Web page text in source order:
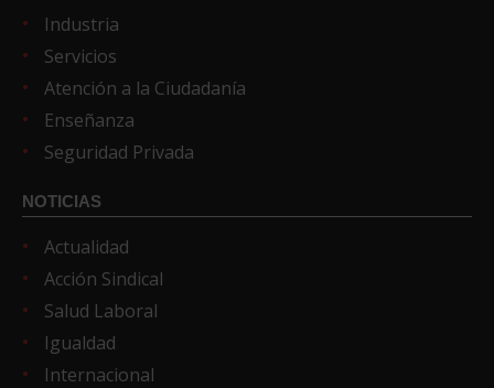
Industria
Servicios
Atención a la Ciudadanía
Enseñanza
Seguridad Privada
NOTICIAS
Actualidad
Acción Sindical
Salud Laboral
Igualdad
Internacional